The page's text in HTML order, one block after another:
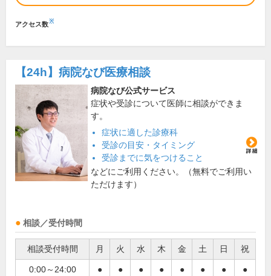
アクセス数※
【24h】 病院なび医療相談
病院なび公式サービス
症状や受診について医師に相談ができま
す。
症状に適した診療科
受診の目安・タイミング
受診までに気をつけること
などにご利用ください。（無料でご利用い
ただけます）
相談／受付時間
相談受付時間 月 火 水 木 金 土 日 祝
0:00～24:00 ● ● ● ● ● ● ● ●